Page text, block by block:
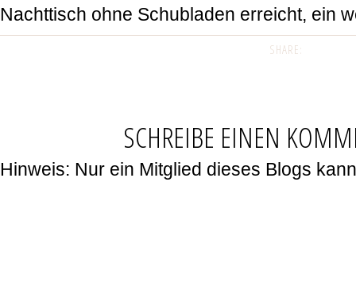
Nachttisch ohne Schubladen erreicht, ein
SHARE:
SCHREIBE EINEN
Hinweis: Nur ein Mitglied dieses Blogs